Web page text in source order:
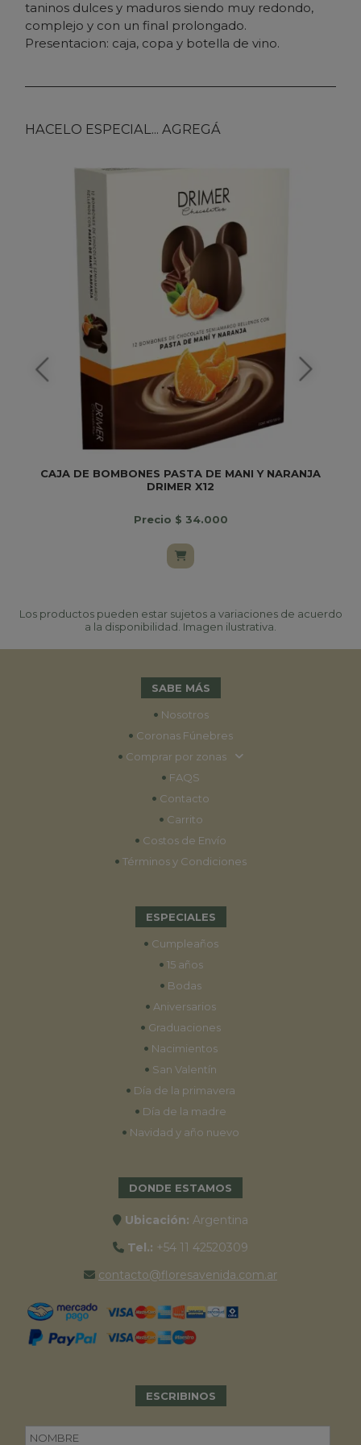
taninos dulces y maduros siendo muy redondo,
complejo y con un final prolongado.
Presentacion: caja, copa y botella de vino.
HACELO ESPECIAL... AGREGÁ
CAJA DE BOMBONES PASTA DE MANI Y NARANJA
DRIMER X12
Precio $ 34.000
Los productos pueden estar sujetos a variaciones de acuerdo
a la disponibilidad. Imagen ilustrativa.
SABE MÁS
• Nosotros
• Coronas Fúnebres
• Comprar por zonas
• FAQS
• Contacto
• Carrito
• Costos de Envío
• Términos y Condiciones
ESPECIALES
• Cumpleaños
• 15 años
• Bodas
• Aniversarios
• Graduaciones
• Nacimientos
• San Valentín
• Día de la primavera
• Día de la madre
• Navidad y año nuevo
DONDE ESTAMOS
Ubicación: Argentina
Tel.: +54 11 42520309
contacto@floresavenida.com.ar
ESCRIBINOS